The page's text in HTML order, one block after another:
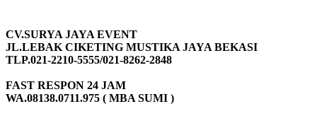
CV.SURYA JAYA EVENT
JL.LEBAK CIKETING MUSTIKA JAYA BEKASI
TLP.021-2210-5555/021-8262-2848
FAST RESPON 24 JAM
WA.08138.0711.975 ( MBA SUMI )